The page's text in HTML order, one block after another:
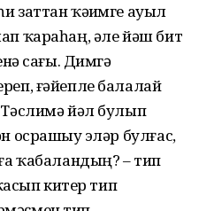
ҡәҙимге ауыл
ҡараһаң, әле йәш бит
сағы. Димгә
ғәйепле балалай
йәл булып
осрашыу эҙләр булғас,
ҡабаландың? – тип
китер тип